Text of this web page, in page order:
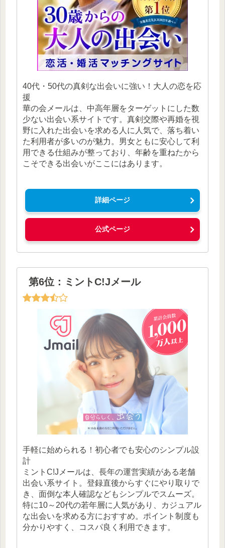
40代・50代の真剣な出会いに強い！大人の恋を応
援
華の会メールは、中高年層をターゲットにした数
少ない出会い系サイトです。真剣交際や再婚を視
野に入れた出会いを求める人に人気で、落ち着い
た利用者が多いのが魅力。男女ともに安心して利
用できる仕組みが整っており、年齢を重ねたから
こそできる出会いがここにはあります。
詳細ページ
公式ページ
第6位：ミントC!Jメール
手軽に始められる！初心者でも安心のシンプル設
計
ミントC!Jメールは、長年の運営実績がある老舗
出会い系サイト。登録直後からすぐにやり取りで
き、面倒な本人確認などもシンプルでスムーズ。
特に10～20代の若年層に人気があり、カジュアル
な出会いを求める方におすすめ。ポイント制度も
分かりやすく、コスパ良く利用できます。